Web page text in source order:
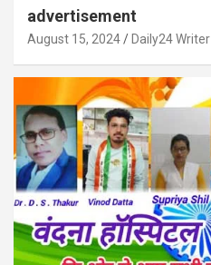
advertisement
August 15, 2024 Daily24 Writer